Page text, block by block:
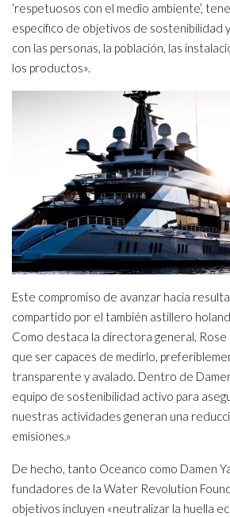
‘respetuosos con el medio ambiente’,
específico de objetivos de sostenibilidad
con las personas, la población, las
los productos».
Este compromiso de avanzar hacia
compartido por el también astillero
Como destaca la directora general, Rose
que ser capaces de medirlo,
transparente y avalado. Dentro de
equipo de sostenibilidad activo para
nuestras actividades generan una
emisiones.»
De hecho, tanto Oceanco como Damen
fundadores de la Water Revolution
objetivos incluyen «neutralizar la huella